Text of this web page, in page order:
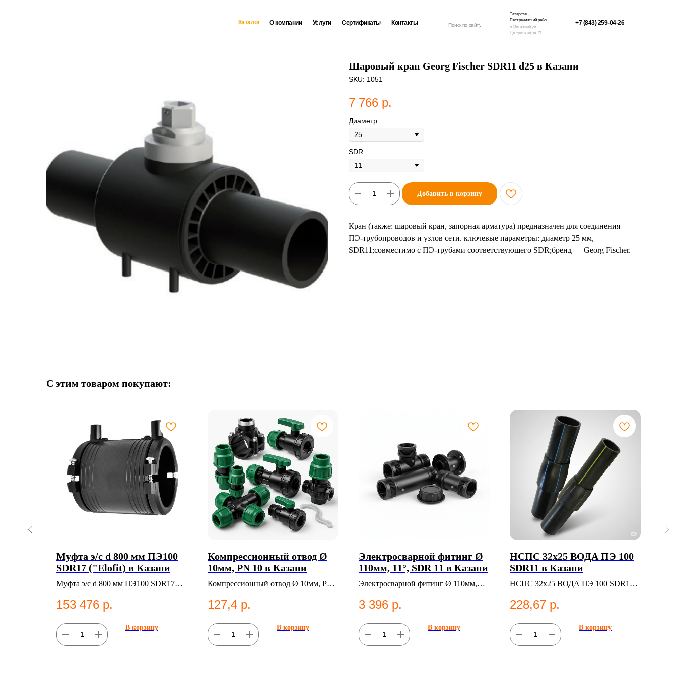
Поиск по сайту
Контакты
Сертификаты
Услуги +7 (843) 259-04-26
О компании
п. Ильинский, ул.
Центральная, зд. 77
Татарстан,
Пестречинский район
Каталог
Шаровый кран Georg Fischer SDR11 d25 в Казани
SKU: 1051
7 766 р.
Диаметр
SDR
Добавить в корзину
Кран (также: шаровый кран, запорная арматура) предназначен для соединения
ПЭ-трубопроводов и узлов сети. ключевые параметры: диаметр 25 мм,
SDR11;совместимо с ПЭ-трубами соответствующего SDR;бренд — Georg Fischer.
С этим товаром покупают:
Муфта э/с d 800 мм ПЭ100
SDR17 ("Elofit) в Казани
Муфта э/с d 800 мм ПЭ100 SDR17
водоснабжения.
153 476 р.
В корзину
Компрессионный отвод Ø
10мм, PN 10 в Казани
Компрессионный отвод Ø 10мм, PN
фитинги;Отводы.
127,4 р.
В корзину
Электросварной фитинг Ø
110мм, 11°, SDR 11 в Казани
Электросварной фитинг Ø 110мм,
Электросварные фитинги.
3 396 р.
В корзину
НСПС 32х25 ВОДА ПЭ 100
SDR11 в Казани
НСПС 32х25 ВОДА ПЭ 100 SDR11
228,67 р.
В корзину